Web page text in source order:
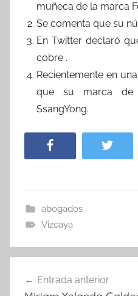
muñeca de la marca
Se comenta que su
En Twitter declaró
cobre .
Recientemente en
que su marca de
SsangYong.
abogados
Vizcaya
de
Entrada anterior